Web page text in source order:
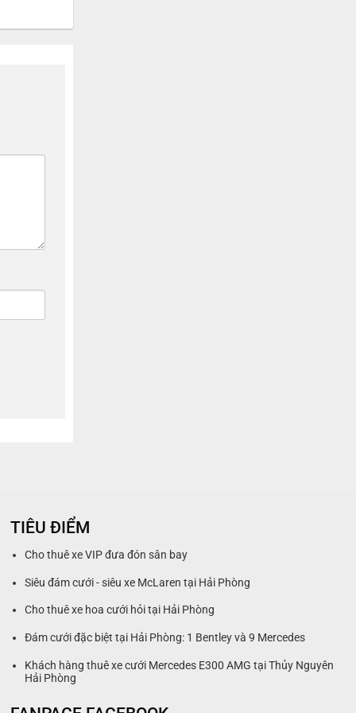
TIÊU ĐIỂM
Cho thuê xe VIP đưa đón sân bay
Siêu đám cưới - siêu xe McLaren tại Hải Phòng
Cho thuê xe hoa cưới hỏi tại Hải Phòng
Đám cưới đặc biệt tại Hải Phòng: 1 Bentley và 9 Mercedes
Khách hàng thuê xe cưới Mercedes E300 AMG tại Thủy Nguyên
Hải Phòng